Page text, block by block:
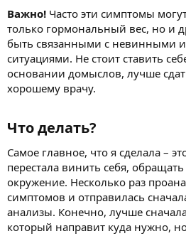
Важно! Часто эти симптомы
только гормональный вес, но и
быть связанными с невинными
ситуациями. Не стоит ставить
основании домыслов, лучше
хорошему врачу.
Что делать?​
Самое главное, что я сделала –
перестала винить себя,
окружение. Несколько раз
симптомов и отправилась
анализы. Конечно, лучше
который направит куда нужно,